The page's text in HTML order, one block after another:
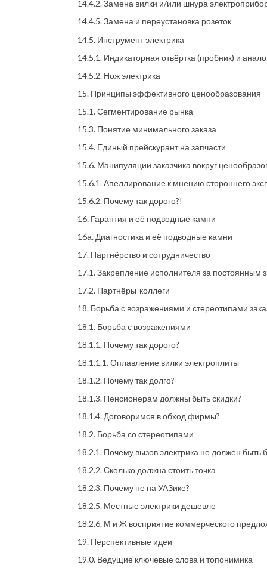
14.4.2. Замена вилки и/или шнура
14.4.5. Замена и переустановка розеток
14.5. Инструмент электрика
14.5.1. Индикаторная отвёртка (пробник) и
14.5.2. Нож электрика
15. Принципы эффективного ценообразования
15.1. Сегментирование рынка
15.3. Понятие минимального заказа
15.4. Единый прейскурант на запчасти
15.6. Манипуляции заказчика вокруг
15.6.1. Апеллирование к мнению стороннего
15.6.2. Почему так дорого?!
16. Гарантия и её подводные камни
16а. Диагностика и её подводные камни
17. Партнёрство и сотрудничество
17.1. Закрепление исполнителя за
17.2. Партнёры-коллеги
18. Борьба с возражениями и стереотипами
18.1. Борьба с возражениями
18.1.1. Почему так дорого?
18.1.1.1. Оплавление вилки электроплиты
18.1.2. Почему так долго?
18.1.3. Пенсионерам должны быть скидки?
18.1.4. Договоримся в обход фирмы?
18.2. Борьба со стереотипами
18.2.1. Почему вызов электрика не должен быть
18.2.2. Сколько должна стоить точка
18.2.3. Почему не на УАЗике?
18.2.5. Местные электрики дешевле
18.2.6. М и Ж восприятие коммерческого
19. Перспективные идеи
19.0. Ведущие ключевые слова и топонимика